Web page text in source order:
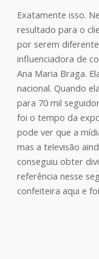
Exatamente isso.
resultado para o
por serem
influenciadora de
Ana Maria Braga.
nacional. Quando
para 70 mil
foi o tempo da
pode ver que a
mas a televisão
conseguiu obter
referência nesse
confeiteira aqui e